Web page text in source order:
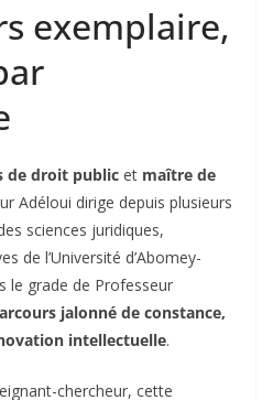
exemplaire,
de droit public et maître de
Adéloui dirige depuis plusieurs
sciences juridiques,
de l’Université d’Abomey-
le grade de Professeur
jalonné de constance,
intellectuelle.
chercheur, cette